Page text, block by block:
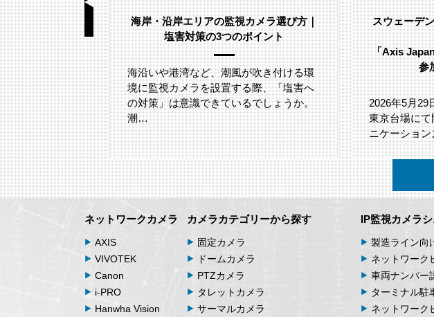
粉体表面の凹
ム【製造・食
】
客様におすす
場 ✓ 粉体、粒
…
海岸・沿岸エリアの監視カメラ選び方｜
塩害対策の3つのポイント
海沿いや港湾など、潮風が吹き付ける環
境に監視カメラを設置する際、「塩害へ
の対策」は意識できているでしょうか。
潮…
スウェーデ
「Axis
参
2026年5月29
東京台場に
ニケーショ
ネットワークカメラ
AXIS
VIVOTEK
Canon
i-PRO
Hanwha Vision
カメラカテゴリーから探す
固定カメラ
ドームカメラ
PTZカメラ
タレットカメラ
サーマルカメラ
IP監視カメラ
製造ライン向
ネットワーク
車両ナンバー
ターミナル駐
ネットワーク